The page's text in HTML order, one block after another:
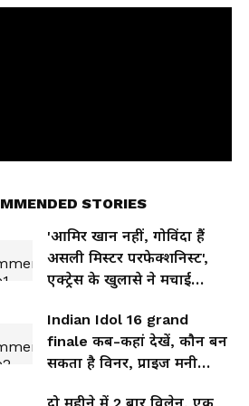
STORIES
'आमिर खान नहीं, गोविंदा हैं
असली मिस्टर परफेक्शनिस्ट',
एक्ट्रेस के खुलासे ने मचाई
Indian Idol 16 grand
finale कब-कहां देखें, कौन बन
सकता है विनर, प्राइज मनी